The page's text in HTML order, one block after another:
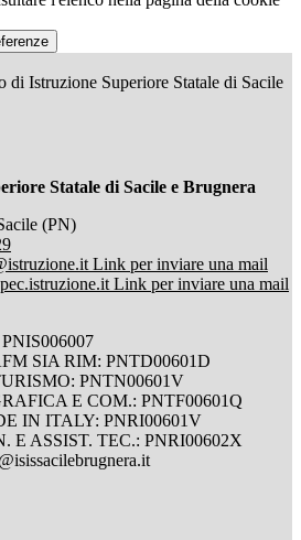
di Istruzione Superiore Statale di Sacile
Statale di Sacile e Brugnera
(PN)
Link per inviare una mail
Link per inviare una mail
SIA RIM: PNTD00601D
PNTN00601V
E COM.: PNTF00601Q
IN ITALY: PNRI00601V
E ASSIST. TEC.: PNRI00602X